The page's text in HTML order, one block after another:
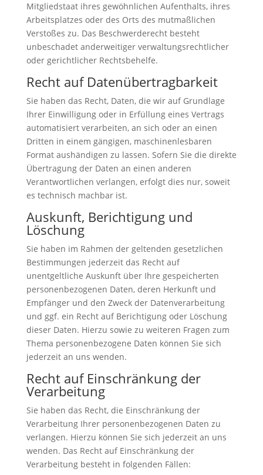
Mitgliedstaat ihres gewöhnlichen Aufenthalts, ihres
Arbeitsplatzes oder des Orts des mutmaßlichen
Verstoßes zu. Das Beschwerderecht besteht
unbeschadet anderweitiger verwaltungsrechtlicher
oder gerichtlicher Rechtsbehelfe.
Recht auf Daten­übertrag­barkeit
Sie haben das Recht, Daten, die wir auf Grundlage
Ihrer Einwilligung oder in Erfüllung eines Vertrags
automatisiert verarbeiten, an sich oder an einen
Dritten in einem gängigen, maschinenlesbaren
Format aushändigen zu lassen. Sofern Sie die direkte
Übertragung der Daten an einen anderen
Verantwortlichen verlangen, erfolgt dies nur, soweit
es technisch machbar ist.
Auskunft, Berichtigung und
Löschung
Sie haben im Rahmen der geltenden gesetzlichen
Bestimmungen jederzeit das Recht auf
unentgeltliche Auskunft über Ihre gespeicherten
personenbezogenen Daten, deren Herkunft und
Empfänger und den Zweck der Datenverarbeitung
und ggf. ein Recht auf Berichtigung oder Löschung
dieser Daten. Hierzu sowie zu weiteren Fragen zum
Thema personenbezogene Daten können Sie sich
jederzeit an uns wenden.
Recht auf Einschränkung der
Verarbeitung
Sie haben das Recht, die Einschränkung der
Verarbeitung Ihrer personenbezogenen Daten zu
verlangen. Hierzu können Sie sich jederzeit an uns
wenden. Das Recht auf Einschränkung der
Verarbeitung besteht in folgenden Fällen: